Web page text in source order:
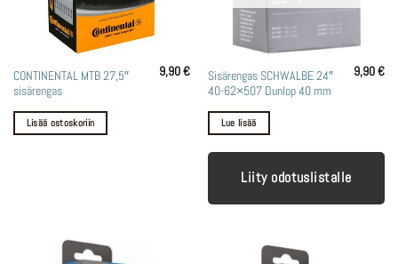
CONTINENTAL MTB 27,5″
sisärengas
9,90€
Lisää ostoskoriin
Sisärengas SCHWALBE 24″
40-62×507 Dunlop 40 mm
9,90€
Lue lisää
Liity odotuslistalle